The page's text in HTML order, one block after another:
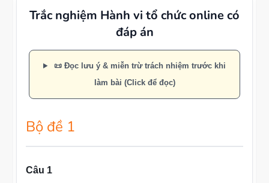
Trắc nghiệm Hành vi tổ chức online có
đáp án
📜 Đọc lưu ý & miễn trừ trách nhiệm trước khi
làm bài (Click để đọc)
Bộ đề 1
Câu 1